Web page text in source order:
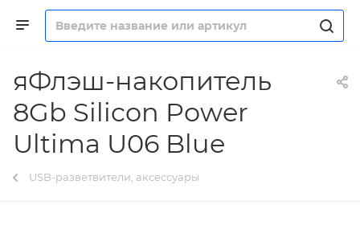
яФлэш-накопитель
8Gb Silicon Power
Ultima U06 Blue
USB-разветвители, аксессуары